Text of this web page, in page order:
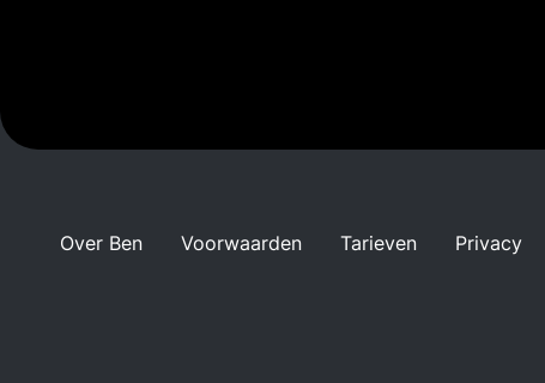
Over Ben Voorwaarden Tarieven Privacy